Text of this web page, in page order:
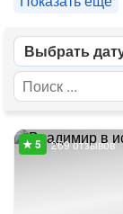
Выбрать
269 отзывов